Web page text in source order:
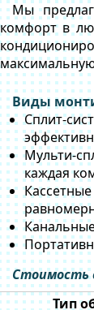
Мы
комфорт в
Виды
Сплит-
Мульти-
каждая
Стоимость
Тип